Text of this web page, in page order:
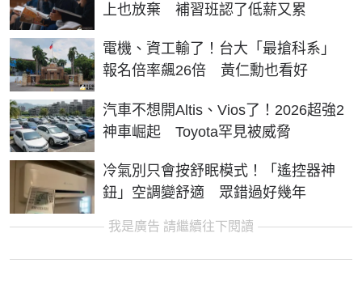
上也放棄 補習班認了低薪又累
電機、資工輸了！台大「最搶科系」
報名倍率飆26倍 黃仁勳也看好
汽車不想開Altis、Vios了！2026超強2
神車崛起 Toyota罕見被威脅
冷氣別只會按舒眠模式！「遙控器神
鈕」空調變舒適 眾錯過好幾年
我是廣告 請繼續往下閱讀